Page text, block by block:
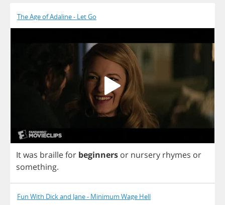
The Age of Adaline - Let Go
Itwas braillefor beginners or nursery rhymes or
something.
Fun With Dick and Jane - Minimum Wage Hell